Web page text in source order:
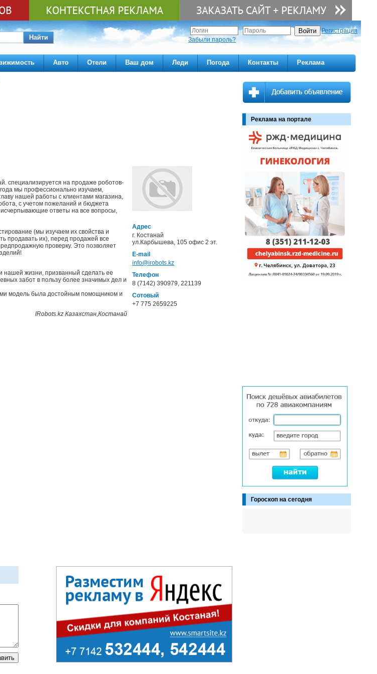
Найти
Регистрация
Забыли пароль?
Авто Отели Ваш дом Леди Погода Контакты Реклама
специализируется на продаже роботов-
мы профессионально изучаем,
нашей работы с клиентами магазина,
с учетом пожеланий и бюджета
ответы на все вопросы,
(мы изучаем их свойства и
продавать их), перед продажей все
проверку. Это позволяет
нашей жизни, призванный сделать ее
забот в пользу более значимых дел и
модель была достойным помощником и
IRobots.kz Казахстан,Костанай
Адрес
г. Костанай
ул.Карбышева, 105 офис 2 эт.
E-mail
info@irobots.kz
Телефон
8 (7142) 390979, 221139
Сотовый
+7 775 2659225
Реклама на портале
Гороскоп на сегодня